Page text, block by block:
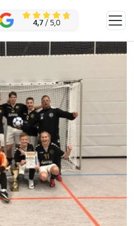
4,7 / 5,0